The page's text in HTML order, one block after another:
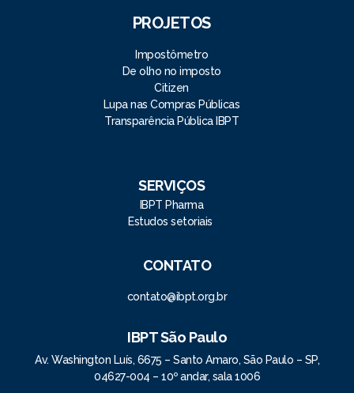
PROJETOS
Impostômetro
De olho no imposto
Citizen
Lupa nas Compras Públicas
Transparência Pública IBPT
SERVIÇOS
IBPT Pharma
Estudos setoriais
CONTATO
contato@ibpt.org.br
IBPT São Paulo
Av. Washington Luís, 6675 – Santo Amaro, São Paulo – SP,
04627-004 – 10º andar, sala 1006